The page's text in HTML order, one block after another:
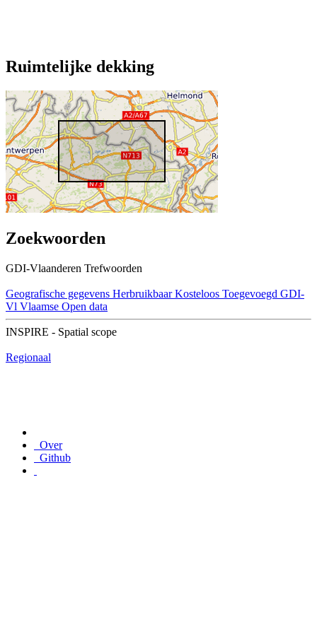
Ruimtelijke dekking
Zoekwoorden
GDI-Vlaanderen Trefwoorden
Geografische gegevens Herbruikbaar Kosteloos Toegevoegd GDI-
Vl Vlaamse Open data
INSPIRE - Spatial scope
Regionaal
Over
Github